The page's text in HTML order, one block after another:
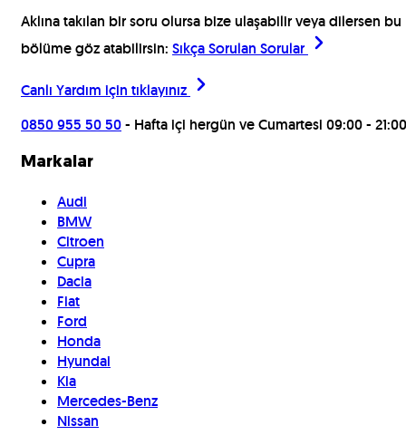
Aklına takılan bir soru olursa bize ulaşabilir veya dilersen bu
bölüme göz atabilirsin: Sıkça Sorulan Sorular
Canlı Yardım için tıklayınız
0850 955 50 50- Hafta içi hergün ve Cumartesi 09:00 - 21:00
Markalar
Audi
BMW
Citroen
Cupra
Dacia
Fiat
Ford
Honda
Hyundai
Kia
Mercedes-Benz
Nissan